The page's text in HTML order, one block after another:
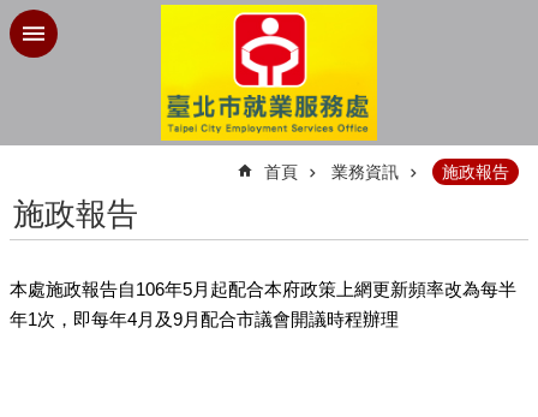
跳到主要內容區塊
首頁 業務資訊 施政報告
施政報告
本處施政報告自106年5月起配合本府政策上網更新頻率改為每半
年1次，即每年4月及9月配合市議會開議時程辦理